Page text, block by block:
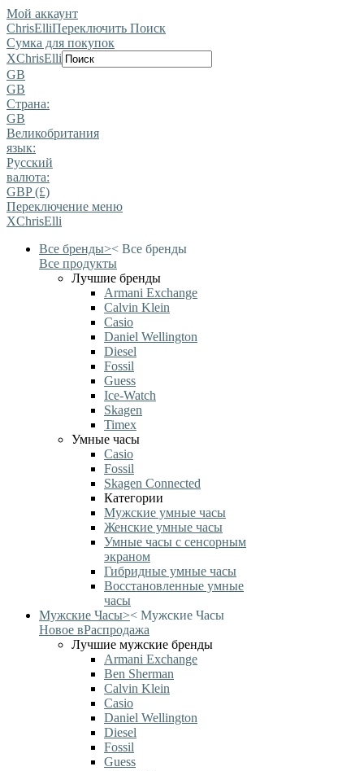
Мой аккаунт
ChrisElliПереключить Поиск
Сумка для покупок
XChrisElli
GB
GB
Страна:
GB
Великобритания
язык:
Pусский
валюта:
GBP (£)
Переключение меню
XChrisElli
Все бренды>< Все бренды
Все продукты
Лучшие бренды
Armani Exchange
Calvin Klein
Casio
Daniel Wellington
Diesel
Fossil
Guess
Ice-Watch
Skagen
Timex
Умные часы
Casio
Fossil
Skagen Connected
Категории
Мужские умные часы
Женские умные часы
Умные часы с сенсорным
экраном
Гибридные умные часы
Восстановленные умные
часы
Мужские Часы>< Мужские Часы
Новое вРаспродажа
Лучшие мужские бренды
Armani Exchange
Ben Sherman
Calvin Klein
Casio
Daniel Wellington
Diesel
Fossil
Guess